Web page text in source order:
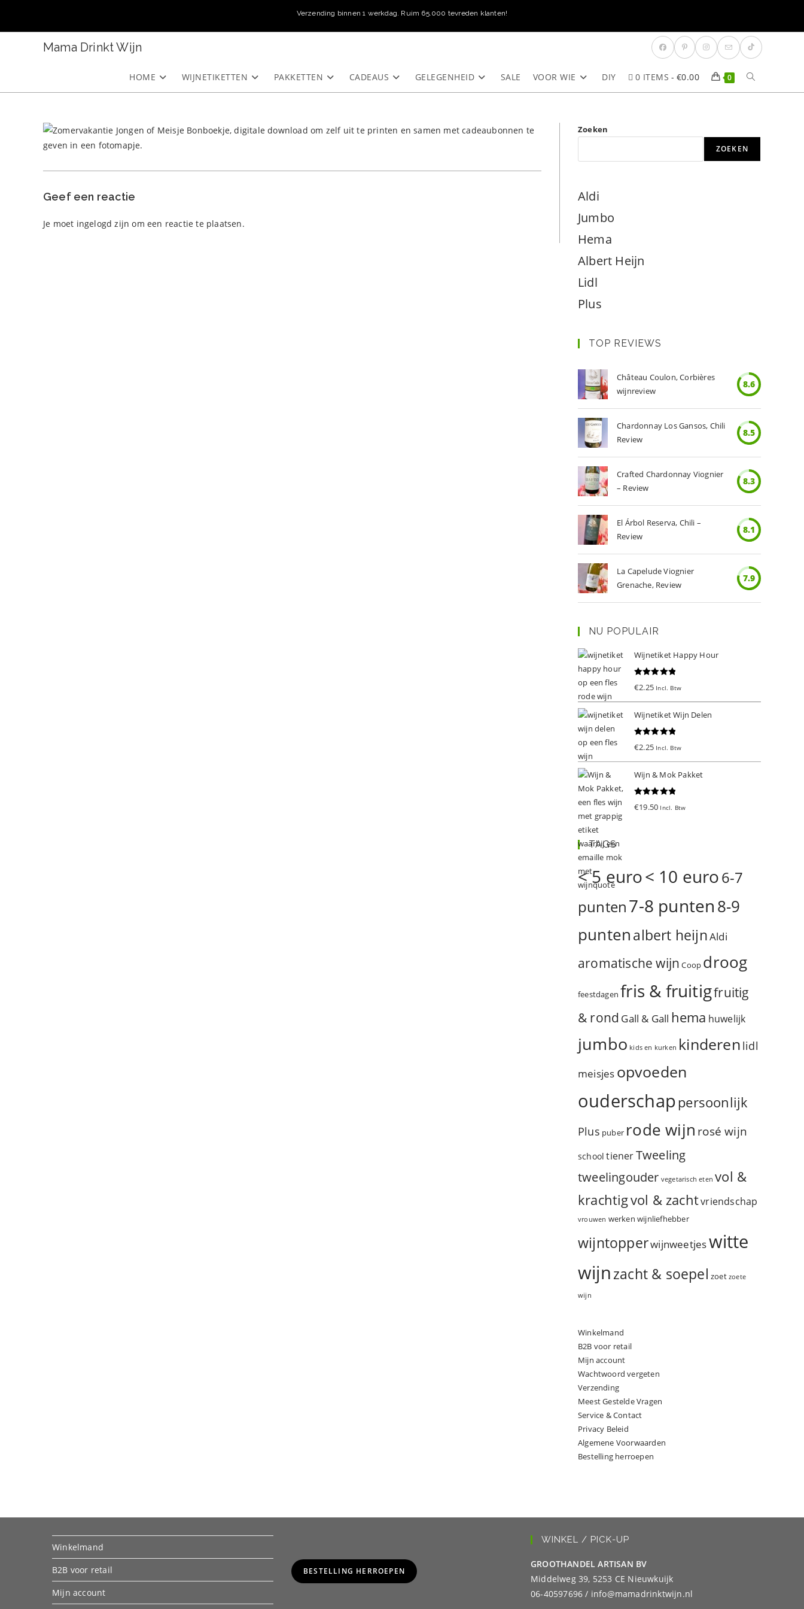
Verzending binnen 1 werkdag. Ruim 65.000 tevreden klanten!
Mama Drinkt Wijn
HOME WIJNETIKETTEN PAKKETTEN CADEAUS GELEGENHEID SALE VOOR WIE DIY 0 ITEMS €0.00 0 TOGGLE
ZOEKEN
Geef een reactie
Je moet ingelogd zijn om een reactie te plaatsen.
Zoeken
ZOEKEN
Aldi
Jumbo
Hema
Albert Heijn
Lidl
Plus
TOP REVIEWS
Château Coulon, Corbières
wijnreview
8.6
Chardonnay Los Gansos, Chili
Review
8.5
Crafted Chardonnay Viognier
– Review
8.3
El Árbol Reserva, Chili –
Review
8.1
La Capelude Viognier
Grenache, Review
7.9
NU POPULAIR
Wijnetiket Happy Hour
€2.25 Incl. Btw
Wijnetiket Wijn Delen
€2.25 Incl. Btw
Wijn & Mok Pakket
€19.50 Incl. Btw
TAGS
< 5 euro< 10 euro6-7
punten7-8 punten8-9
puntenalbert heijnAldi
aromatische wijn Coop droog
feestdagen fris & fruitigfruitig
& rond Gall & Gall hema huwelijk
jumbo kids en kurken kinderen lidl
meisjes opvoeden
ouderschappersoonlijk
Plus puber rode wijn rosé wijn
school tienerTweeling
tweelingouder vegetarisch eten vol &
krachtigvol & zachtvriendschap
vrouwen werken wijnliefhebber
wijntopperwijnweetjeswitte
wijnzacht & soepel zoet zoete
wijn
Winkelmand
B2B voor retail
Mijn account
Wachtwoord vergeten
Verzending
Meest Gestelde Vragen
Service & Contact
Privacy Beleid
Algemene Voorwaarden
Bestelling herroepen
Winkelmand
B2B voor retail
Mijn account
BESTELLING HERROEPEN
WINKEL / PICK-UP
GROOTHANDEL ARTISAN BV
Middelweg 39, 5253 CE Nieuwkuijk
06-40597696 / info@mamadrinktwijn.nl